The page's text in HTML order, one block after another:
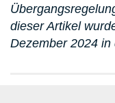
dieser Artikel
Dezember 2024